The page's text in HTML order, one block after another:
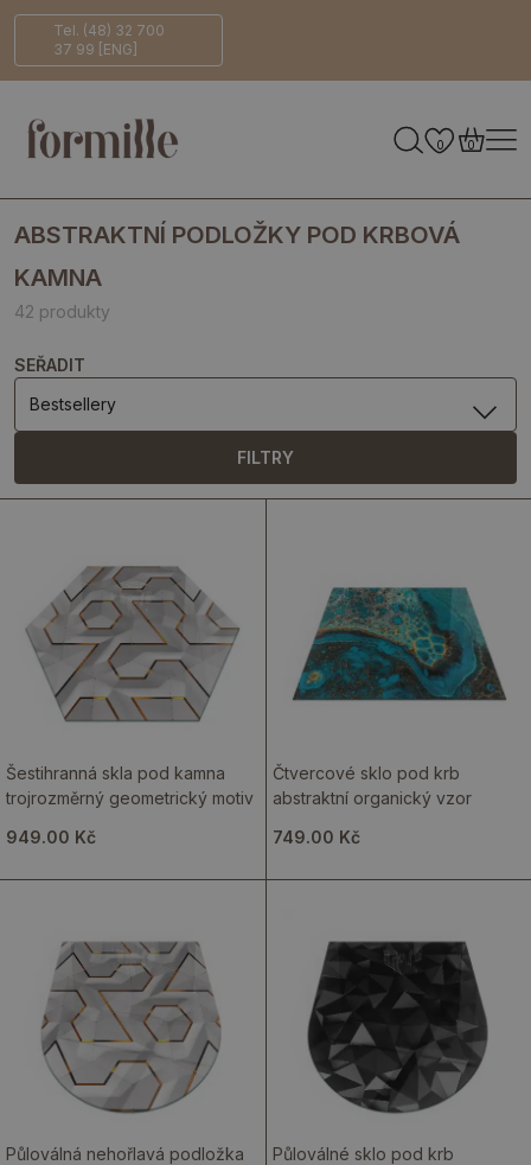
Tel. (48) 32 700
37 99 [ENG]
Bezpečné
doručení
Ekologicky
šetrné
0 0
ABSTRAKTNÍ PODLOŽKY POD KRBOVÁ
KAMNA
42 produkty
SEŘADIT
Bestsellery
FILTRY
Šestihranná skla pod kamna
trojrozměrný geometrický motiv
949.00 Kč
Čtvercové sklo pod krb
abstraktní organický vzor
749.00 Kč
Půloválná nehořlavá podložka
Půloválné sklo pod krb